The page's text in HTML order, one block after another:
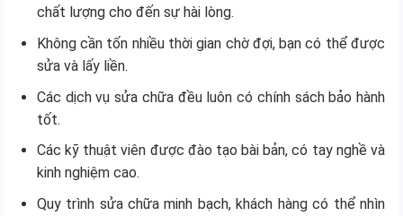
chất lượng cho đến sự hài lòng.
Không cần tốn nhiều thời gian chờ đợi, bạn có thể được
sửa và lấy liền.
Các dịch vụ sửa chữa đều luôn có chính sách bảo hành
tốt.
Các kỹ thuật viên được đào tạo bài bản, có tay nghề và
kinh nghiệm cao.
Quy trình sửa chữa minh bạch, khách hàng có thể nhìn